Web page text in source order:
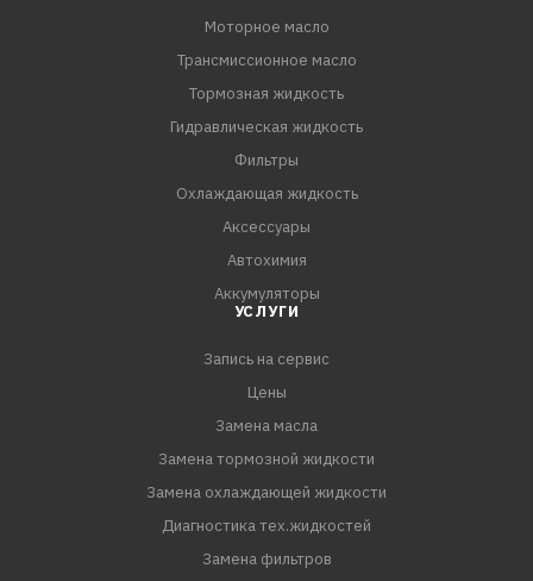
Моторное масло
Трансмиссионное масло
Тормозная жидкость
Гидравлическая жидкость
Фильтры
Охлаждающая жидкость
Аксессуары
Автохимия
Аккумуляторы
УСЛУГИ
Запись на сервис
Цены
Замена масла
Замена тормозной жидкости
Замена охлаждающей жидкости
Диагностика тех.жидкостей
Замена фильтров